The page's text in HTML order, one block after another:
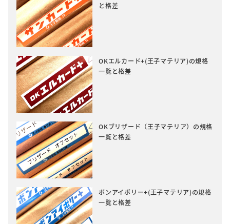
と格差
OKエルカード+(王子マテリア)の規格
一覧と格差
OKブリザード（王子マテリア）の規格
一覧と格差
ボンアイボリー+(王子マテリア)の規格
一覧と格差